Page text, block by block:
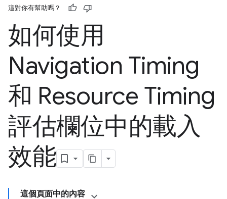
這對你有幫助嗎？
如何使用
Navigation Timing
和 Resource Timing
評估欄位中的載入
效能
這個頁面中的內容